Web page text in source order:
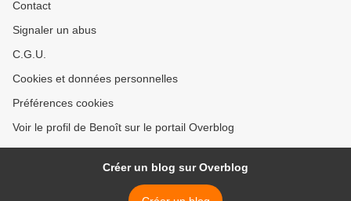
Contact
Signaler un abus
C.G.U.
Cookies et données personnelles
Préférences cookies
Voir le profil de Benoît sur le portail Overblog
Créer un blog sur Overblog